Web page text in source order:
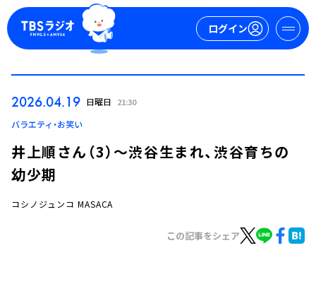
ログイン
ログイン
2026.04.19 日曜日 21:30
バラエティ・お笑い
井上順さん（3）～渋谷生まれ、渋谷育ちの
幼少期
コシノジュンコ MASACA
この記事をシェア